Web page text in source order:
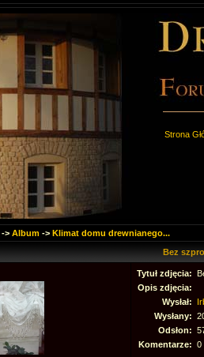
Strona
-> Album -> Klimat domu drewnianego...
Bez
Tytuł zdjęcia:
Opis zdjęcia:
Wysłał:
Wysłany:
Odsłon:
Komentarze: 0